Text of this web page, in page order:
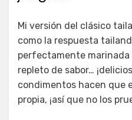
Mi versión del clásico
como la respuesta
perfectamente marinada
repleto de sabor…
condimentos hacen que
propia, ¡así que no los